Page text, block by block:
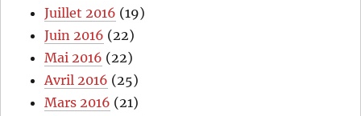
Juillet 2016 (19)
Juin 2016 (22)
Mai 2016 (22)
Avril 2016 (25)
Mars 2016 (21)